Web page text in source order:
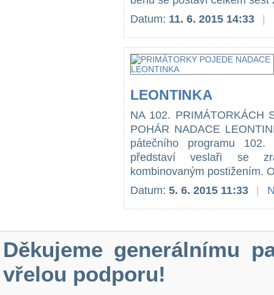
Datum: 11. 6. 2015 14:33
LEONTINKA
NA 102. PRIMÁTORKÁCH
POHÁR NADACE
pátečního programu
představí veslaři se
kombinovaným postižením.
Datum: 5. 6. 2015 11:33
Děkujeme generálnímu
vřelou podporu!